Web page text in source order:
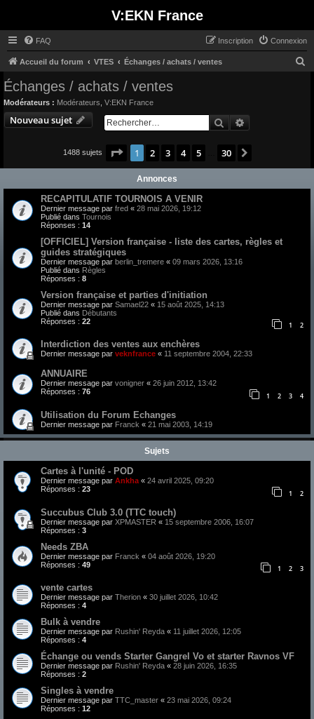
V:EKN France
FAQ Connexion
Inscription
Accueil du forum VTES Échanges / achats / ventes
Échanges / achats / ventes
Modérateurs : Modérateurs V:EKN France
Nouveau sujet Rechercher
1488 sujets Page 1sur30
1 2 3 4 5 30
Annonces
RECAPITULATIF TOURNOIS A VENIR
Dernier message par fred « 28 mai 2026, 19:12
Publié dans Tournois
Réponses : 14
[OFFICIEL] Version française - liste des cartes, règles et
guides stratégiques
Dernier message par berlin_tremere « 09 mars 2026, 13:16
Publié dans Règles
Réponses : 8
Version française et parties d'initiation
Dernier message par Samael22 « 15 août 2025, 14:13
Publié dans Débutants
Réponses : 22 1 2
Interdiction des ventes aux enchères
Dernier message par veknfrance « 11 septembre 2004, 22:33
ANNUAIRE
Dernier message par vonigner « 26 juin 2012, 13:42
Réponses : 76 1 2 3 4
Utilisation du Forum Echanges
Dernier message par Franck « 21 mai 2003, 14:19
Sujets
Cartes à l'unité - POD
Dernier message par Ankha « 24 avril 2025, 09:20
Réponses : 23 1 2
Succubus Club 3.0 (TTC touch)
Dernier message par XPMASTER « 15 septembre 2006, 16:07
Réponses : 3
Needs ZBA
Dernier message par Franck « 04 août 2026, 19:20
Réponses : 49 1 2 3
vente cartes
Dernier message par Therion « 30 juillet 2026, 10:42
Réponses : 4
Bulk à vendre
Dernier message par Rushin' Reyda « 11 juillet 2026, 12:05
Réponses : 4
Échange ou vends Starter Gangrel Vo et starter Ravnos VF
Dernier message par Rushin' Reyda « 28 juin 2026, 16:35
Réponses : 2
Singles à vendre
Dernier message par TTC_master « 23 mai 2026, 09:24
Réponses : 12